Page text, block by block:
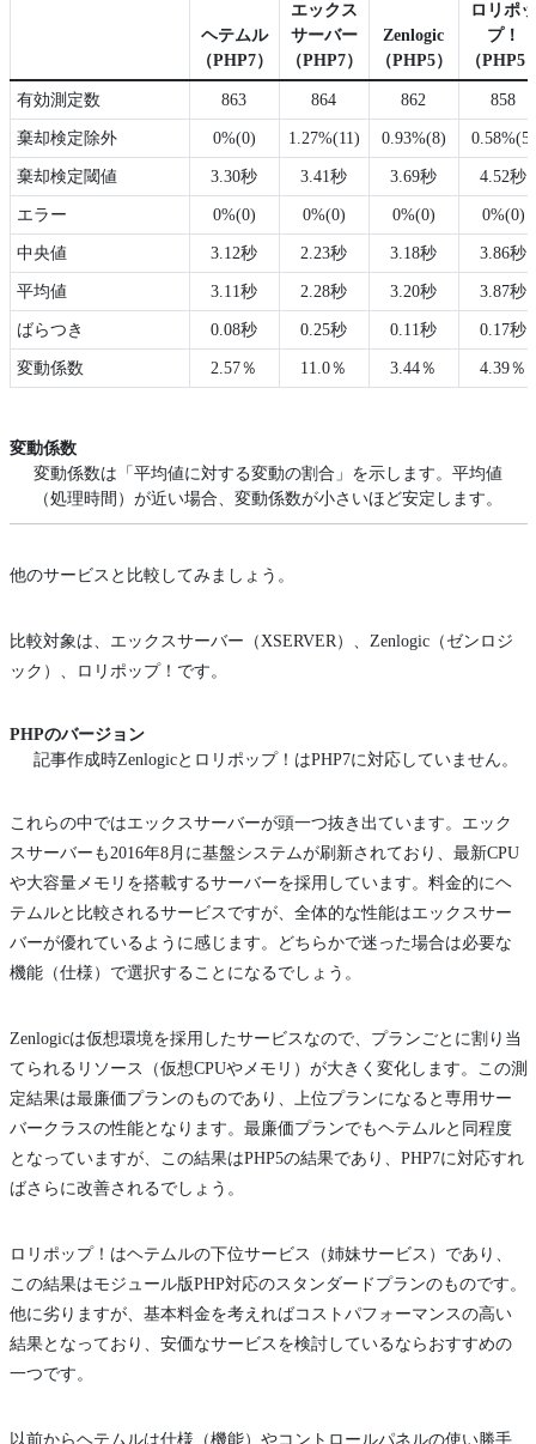
ヘテムル
（PHP7）
エックス
サーバー
（PHP7）
Zenlogic
（PHP5）
ロリポッ
プ！
（PHP5
有効測定数 863 864 862 858
棄却検定除外 0%(0) 1.27%(11) 0.93%(8) 0.58%(5)
棄却検定閾値 3.30秒 3.41秒 3.69秒 4.52秒
エラー 0%(0) 0%(0) 0%(0) 0%(0)
中央値 3.12秒 2.23秒 3.18秒 3.86秒
平均値 3.11秒 2.28秒 3.20秒 3.87秒
ばらつき 0.08秒 0.25秒 0.11秒 0.17秒
変動係数 2.57％ 11.0％ 3.44％ 4.39％
変動係数
変動係数は「平均値に対する変動の割合」を示します。平均値
（処理時間）が近い場合、変動係数が小さいほど安定します。
他のサービスと比較してみましょう。
比較対象は、エックスサーバー（XSERVER）、Zenlogic（ゼンロジ
ック）、ロリポップ！です。
PHPのバージョン
記事作成時Zenlogicとロリポップ！はPHP7に対応していません。
これらの中ではエックスサーバーが頭一つ抜き出ています。エック
スサーバーも2016年8月に基盤システムが刷新されており、最新CPU
や大容量メモリを搭載するサーバーを採用しています。料金的にヘ
テムルと比較されるサービスですが、全体的な性能はエックスサー
バーが優れているように感じます。どちらかで迷った場合は必要な
機能（仕様）で選択することになるでしょう。
Zenlogicは仮想環境を採用したサービスなので、プランごとに割り当
てられるリソース（仮想CPUやメモリ）が大きく変化します。この測
定結果は最廉価プランのものであり、上位プランになると専用サー
バークラスの性能となります。最廉価プランでもヘテムルと同程度
となっていますが、この結果はPHP5の結果であり、PHP7に対応すれ
ばさらに改善されるでしょう。
ロリポップ！はヘテムルの下位サービス（姉妹サービス）であり、
この結果はモジュール版PHP対応のスタンダードプランのものです。
他に劣りますが、基本料金を考えればコストパフォーマンスの高い
結果となっており、安価なサービスを検討しているならおすすめの
一つです。
以前からヘテムルは仕様（機能）やコントロールパネルの使い勝手